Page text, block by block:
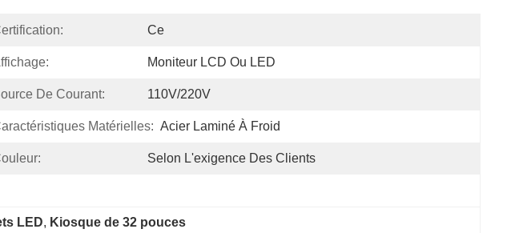
Ce
Moniteur LCD Ou LED
De Courant: 110V/220V
Matérielles: Acier Laminé À Froid
Selon L'exigence Des Clients
LED, Kiosque de 32 pouces